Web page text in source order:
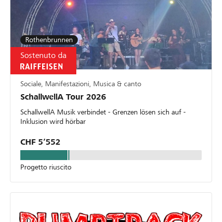
von deiner Raiffeisenbank angenommen oder
abgelehnt wurdest. * Die Raiffeisenbank
Mittelbünden behält sich das Recht vor, Projekte
oder Organisationsprofile vom Lokalbonus
auszuschliessen.
Rothenbrunnen
Sostenuto da
Sociale, Manifestazioni, Musica & canto
SchallwellA Tour 2026
SchallwellA Musik verbindet - Grenzen lösen sich auf -
Inklusion wird hörbar
CHF 5’552
Progetto riuscito